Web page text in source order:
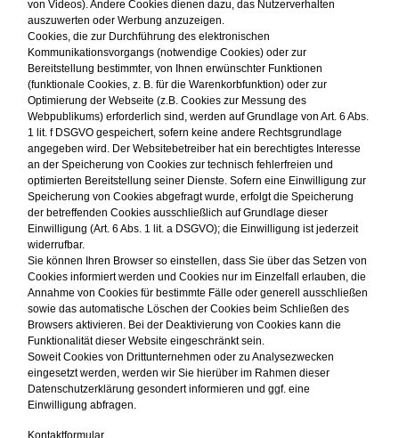
von Videos). Andere Cookies dienen dazu, das Nutzerverhalten
auszuwerten oder Werbung anzuzeigen.
Cookies, die zur Durchführung des elektronischen
Kommunikationsvorgangs (notwendige Cookies) oder zur
Bereitstellung bestimmter, von Ihnen erwünschter Funktionen
(funktionale Cookies, z. B. für die Warenkorbfunktion) oder zur
Optimierung der Webseite (z.B. Cookies zur Messung des
Webpublikums) erforderlich sind, werden auf Grundlage von Art. 6 Abs.
1 lit. f DSGVO gespeichert, sofern keine andere Rechtsgrundlage
angegeben wird. Der Websitebetreiber hat ein berechtigtes Interesse
an der Speicherung von Cookies zur technisch fehlerfreien und
optimierten Bereitstellung seiner Dienste. Sofern eine Einwilligung zur
Speicherung von Cookies abgefragt wurde, erfolgt die Speicherung
der betreffenden Cookies ausschließlich auf Grundlage dieser
Einwilligung (Art. 6 Abs. 1 lit. a DSGVO); die Einwilligung ist jederzeit
widerrufbar.
Sie können Ihren Browser so einstellen, dass Sie über das Setzen von
Cookies informiert werden und Cookies nur im Einzelfall erlauben, die
Annahme von Cookies für bestimmte Fälle oder generell ausschließen
sowie das automatische Löschen der Cookies beim Schließen des
Browsers aktivieren. Bei der Deaktivierung von Cookies kann die
Funktionalität dieser Website eingeschränkt sein.
Soweit Cookies von Drittunternehmen oder zu Analysezwecken
eingesetzt werden, werden wir Sie hierüber im Rahmen dieser
Datenschutzerklärung gesondert informieren und ggf. eine
Einwilligung abfragen.
Kontaktformular